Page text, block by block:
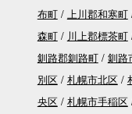
布町
上川郡和寒町
森町
川上郡標茶町
釧路郡釧路町
釧路
別区
札幌市北区
央区
札幌市手稲区